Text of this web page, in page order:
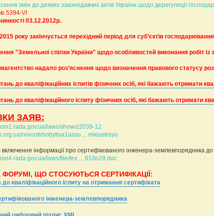
змін до деяких законодавчих актів України щодо дерегуляції
5394-VI
03.12.2012р.
року закінчується перехідний період для суб’єктів
"Земельної спілки України" щодо особливостей виконання робіт
надало роз’яснення щодо визначення правового статусу
до кваліфікаційних іспитів фізичних осіб, які бажають отримати
до кваліфікаційного іспиту фізичних осіб, які бажають отримати
ЗАЯВ:
laws/show/z2039-12
novosti/sobytiya1asso ... mleustroyu
інформації про сертифікованого інженера-землевпорядника
laws/file/tex ... 810n29.doc
ЩО СТОСУЮТЬСЯ СЕРТИФІКАЦІЇ:
до кваліфікаційного іспиту на отримання сертифіката
інженера-землевпорядника